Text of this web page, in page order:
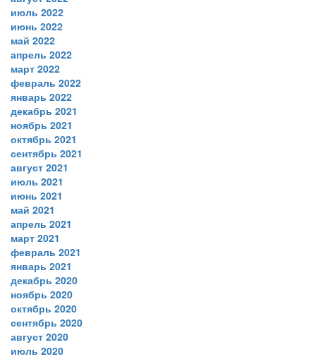
июль 2022
июнь 2022
май 2022
апрель 2022
март 2022
февраль 2022
январь 2022
декабрь 2021
ноябрь 2021
октябрь 2021
сентябрь 2021
август 2021
июль 2021
июнь 2021
май 2021
апрель 2021
март 2021
февраль 2021
январь 2021
декабрь 2020
ноябрь 2020
октябрь 2020
сентябрь 2020
август 2020
июль 2020